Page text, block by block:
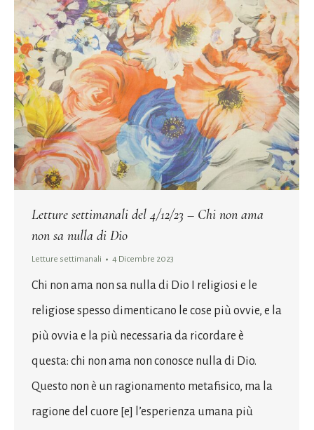
Letture settimanali del 4/12/23 – Chi non ama
non sa nulla di Dio
Letture settimanali 4 Dicembre 2023
Chi non ama non sa nulla di Dio I religiosi e le
religiose spesso dimenticano le cose più ovvie, e la
più ovvia e la più necessaria da ricordare è
questa: chi non ama non conosce nulla di Dio.
Questo non è un ragionamento metafisico, ma la
ragione del cuore [e] l’esperienza umana più